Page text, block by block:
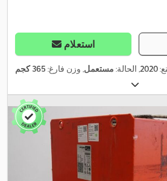
استعلام
2020, الحالة: مستعمل, وزن فارغ: 365 كجم